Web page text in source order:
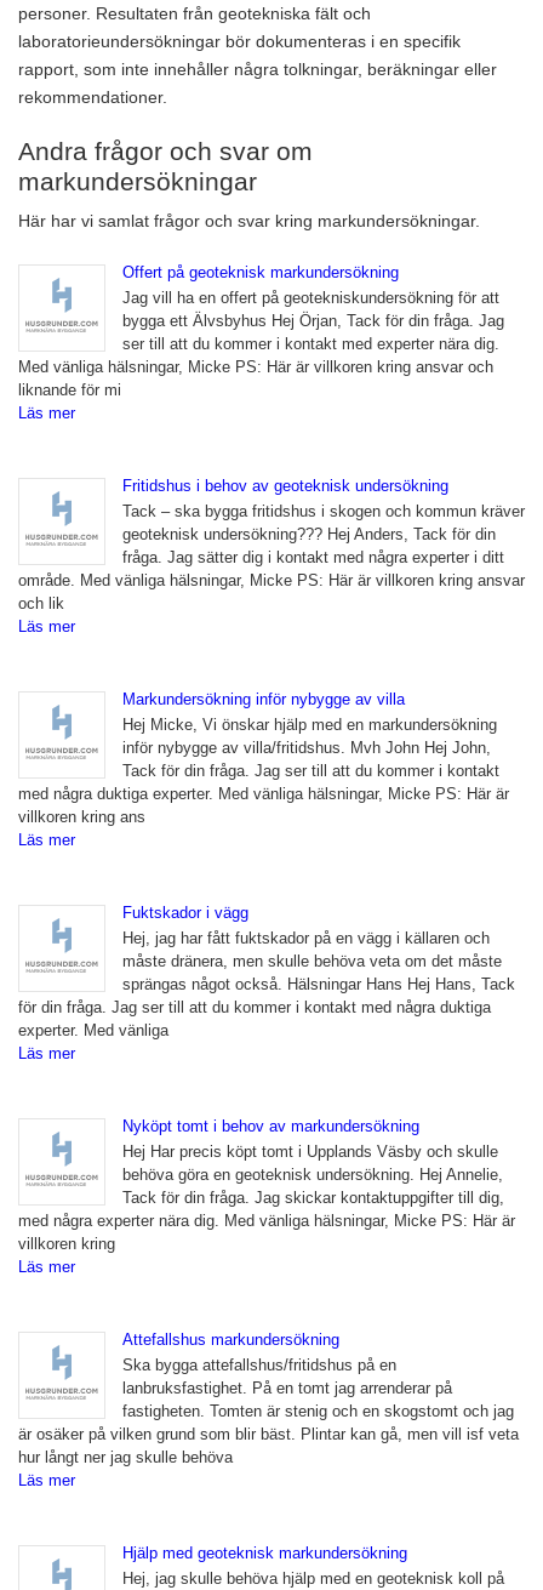
personer. Resultaten från geotekniska fält och
laboratorieundersökningar bör dokumenteras i en specifik
rapport, som inte innehåller några tolkningar, beräkningar eller
rekommendationer.
Andra frågor och svar om
markundersökningar
Här har vi samlat frågor och svar kring markundersökningar.
Offert på geoteknisk markundersökning
Jag vill ha en offert på geotekniskundersökning för att
bygga ett Älvsbyhus Hej Örjan, Tack för din fråga. Jag
ser till att du kommer i kontakt med experter nära dig.
Med vänliga hälsningar, Micke PS: Här är villkoren kring ansvar och
liknande för mi
Läs mer
Fritidshus i behov av geoteknisk undersökning
Tack – ska bygga fritidshus i skogen och kommun kräver
geoteknisk undersökning??? Hej Anders, Tack för din
fråga. Jag sätter dig i kontakt med några experter i ditt
område. Med vänliga hälsningar, Micke PS: Här är villkoren kring ansvar
och lik
Läs mer
Markundersökning inför nybygge av villa
Hej Micke, Vi önskar hjälp med en markundersökning
inför nybygge av villa/fritidshus. Mvh John Hej John,
Tack för din fråga. Jag ser till att du kommer i kontakt
med några duktiga experter. Med vänliga hälsningar, Micke PS: Här är
villkoren kring ans
Läs mer
Fuktskador i vägg
Hej, jag har fått fuktskador på en vägg i källaren och
måste dränera, men skulle behöva veta om det måste
sprängas något också. Hälsningar Hans Hej Hans, Tack
för din fråga. Jag ser till att du kommer i kontakt med några duktiga
experter. Med vänliga
Läs mer
Nyköpt tomt i behov av markundersökning
Hej Har precis köpt tomt i Upplands Väsby och skulle
behöva göra en geoteknisk undersökning. Hej Annelie,
Tack för din fråga. Jag skickar kontaktuppgifter till dig,
med några experter nära dig. Med vänliga hälsningar, Micke PS: Här är
villkoren kring
Läs mer
Attefallshus markundersökning
Ska bygga attefallshus/fritidshus på en
lanbruksfastighet. På en tomt jag arrenderar på
fastigheten. Tomten är stenig och en skogstomt och jag
är osäker på vilken grund som blir bäst. Plintar kan gå, men vill isf veta
hur långt ner jag skulle behöva
Läs mer
Hjälp med geoteknisk markundersökning
Hej, jag skulle behöva hjälp med en geoteknisk koll på